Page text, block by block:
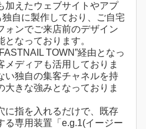
加えたウェブサイトやアプ
独自に製作しており、ご自宅
ォンでご来店前のデザイン
なっております。
TOWN”経由となっ
メディアも活用しておりま
い独自の集客チャネルを持
大きな強みとなっておりま
に指を入れるだけで、既存
る専用装置「e.g.1(イージー